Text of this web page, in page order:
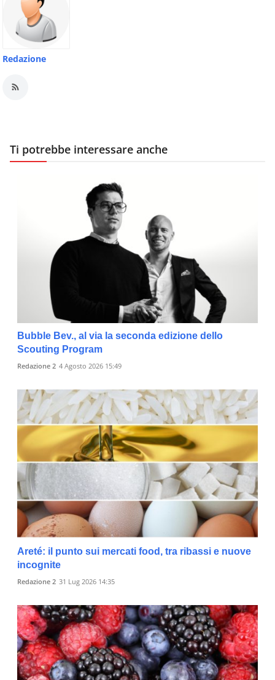
Redazione
Ti potrebbe interessare anche
Bubble Bev., al via la seconda edizione dello
Scouting Program
Redazione 2 4 Agosto 2026 15:49
Areté: il punto sui mercati food, tra ribassi e nuove
incognite
Redazione 2 31 Lug 2026 14:35